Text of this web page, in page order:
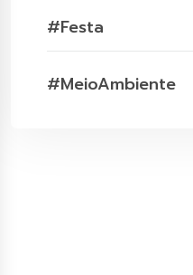
#Festa
#MeioAmbiente